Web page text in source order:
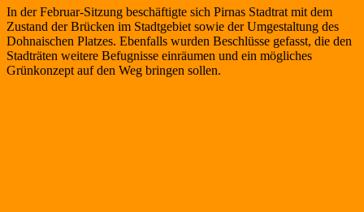
In der Februar-Sitzung beschäftigte sich Pirnas Stadtrat mit dem
Zustand der Brücken im Stadtgebiet sowie der Umgestaltung des
Dohnaischen Platzes. Ebenfalls wurden Beschlüsse gefasst, die den
Stadträten weitere Befugnisse einräumen und ein mögliches
Grünkonzept auf den Weg bringen sollen.